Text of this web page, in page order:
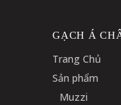
GẠCH Á
Trang Chủ
Sản phẩm
Muzzi